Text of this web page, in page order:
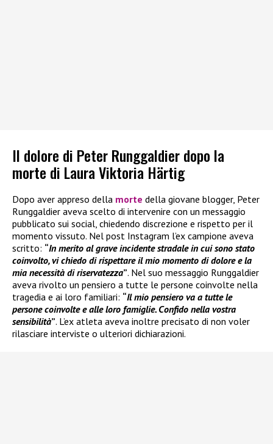
Il dolore di Peter Runggaldier dopo la
morte di Laura Viktoria Härtig
Dopo aver appreso della morte della giovane blogger, Peter
Runggaldier aveva scelto di intervenire con un messaggio
pubblicato sui social, chiedendo discrezione e rispetto per il
momento vissuto. Nel post Instagram l’ex campione aveva
scritto: “In merito al grave incidente stradale in cui sono stato
coinvolto, vi chiedo di rispettare il mio momento di dolore e la
mia necessità di riservatezza”. Nel suo messaggio Runggaldier
aveva rivolto un pensiero a tutte le persone coinvolte nella
tragedia e ai loro familiari: “Il mio pensiero va a tutte le
persone coinvolte e alle loro famiglie. Confido nella vostra
sensibilità”. L’ex atleta aveva inoltre precisato di non voler
rilasciare interviste o ulteriori dichiarazioni.